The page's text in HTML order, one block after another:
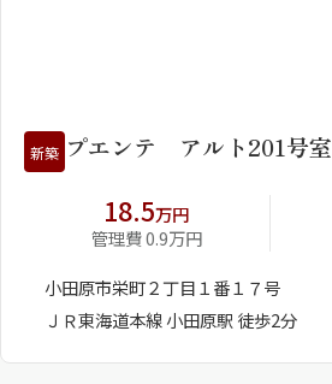
新築 プエンテ アルト201号室
18.5万円
管理費 0.9万円
小田原市栄町２丁目１番１７号
ＪＲ東海道本線 小田原駅 徒歩2分